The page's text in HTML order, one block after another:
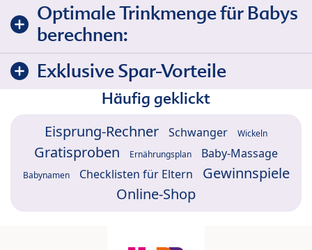
Optimale Trinkmenge für Babys
berechnen:
Exklusive Spar-Vorteile
Häufig geklickt
Eisprung-Rechner Schwanger Wickeln
Gratisproben Ernährungsplan Baby-Massage
Babynamen Checklisten für Eltern
Gewinnspiele
Online-Shop